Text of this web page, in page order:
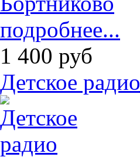
подробнее...
1 400 руб
Детское радио